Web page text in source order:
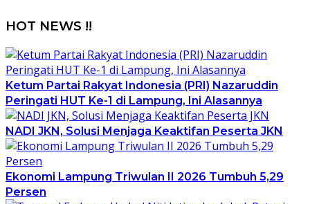
HOT NEWS !!
Ketum Partai Rakyat Indonesia (PRI) Nazaruddin
Peringati HUT Ke-1 di Lampung, Ini Alasannya
NADI JKN, Solusi Menjaga Keaktifan Peserta JKN
Ekonomi Lampung Triwulan II 2026 Tumbuh 5,29
Persen